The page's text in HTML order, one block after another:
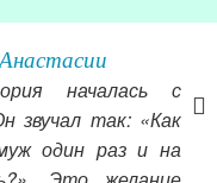
началась с
звучал так: «Как
один раз и на